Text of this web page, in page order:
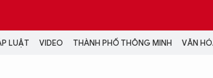
LUẬT VIDEO THÀNH PHỐ THÔNG MINH VĂN